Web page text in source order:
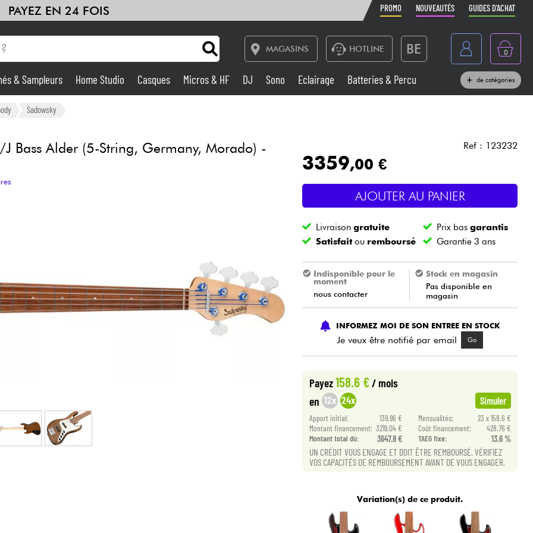
PAYEZ EN 24 FOIS PROMO NOUVEAUTÉS GUIDES D'ACHAT
MAGASINS HOTLINE BE
België
Nederland
0
Amplis & Effets
Home Studio
Sono
Vents
Câbles & Access.
Voir nos marques
& Sampleurs Home Studio Casques Micros & HF DJ Sono Eclairage Batteries & Percu de catégories
Sadowsky
Bass Alder (5-String, Germany, Morado) - Ref : 123232
3359,00 €
AJOUTER AU PANIER
Livraisongratuite Prix bas garantis
Satisfaitou remboursé Garantie 3 ans
Indisponible pour le
moment
nous contacter
Stock en magasin
Pas disponible en
magasin
INFORMEZ MOI DE SON ENTREE EN STOCK
Je veux être notifié par email Go
Payez158.6 €/ mois
en 12x 24x Simuler
Apport initial: 139.96 € Mensualités:
23 x 158.6 €
Montant financement: 3219.04 € Coût financement:
428.76 €
Montant total dù:
3647.8 € TAEG fixe: 13.6 %
UN CRÉDIT VOUS ENGAGE ET DOIT ÊTRE REMBOURSÉ. VÉRIFIEZ
VOS CAPACITÉS DE REMBOURSEMENT AVANT DE VOUS ENGAGER.
Variation(s) de ce produit.